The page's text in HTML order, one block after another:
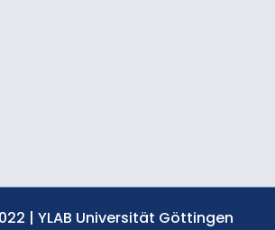
| YLAB Universität Göttingen